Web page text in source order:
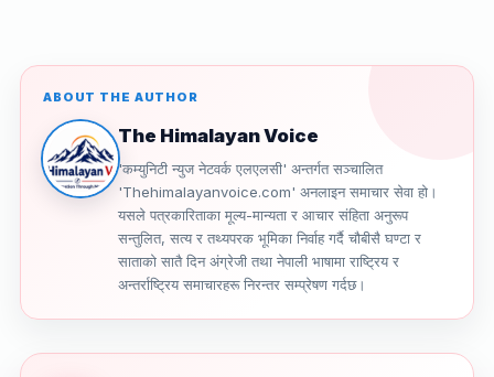
ABOUT THE AUTHOR
The Himalayan Voice
'कम्युनिटी न्युज नेटवर्क एलएलसी' अन्तर्गत सञ्चालित
'Thehimalayanvoice.com' अनलाइन समाचार सेवा हो।
यसले पत्रकारिताका मूल्य-मान्यता र आचार संहिता अनुरूप
सन्तुलित, सत्य र तथ्यपरक भूमिका निर्वाह गर्दै चौबीसै घण्टा र
साताको सातै दिन अंग्रेजी तथा नेपाली भाषामा राष्ट्रिय र
अन्तर्राष्ट्रिय समाचारहरू निरन्तर सम्प्रेषण गर्दछ।